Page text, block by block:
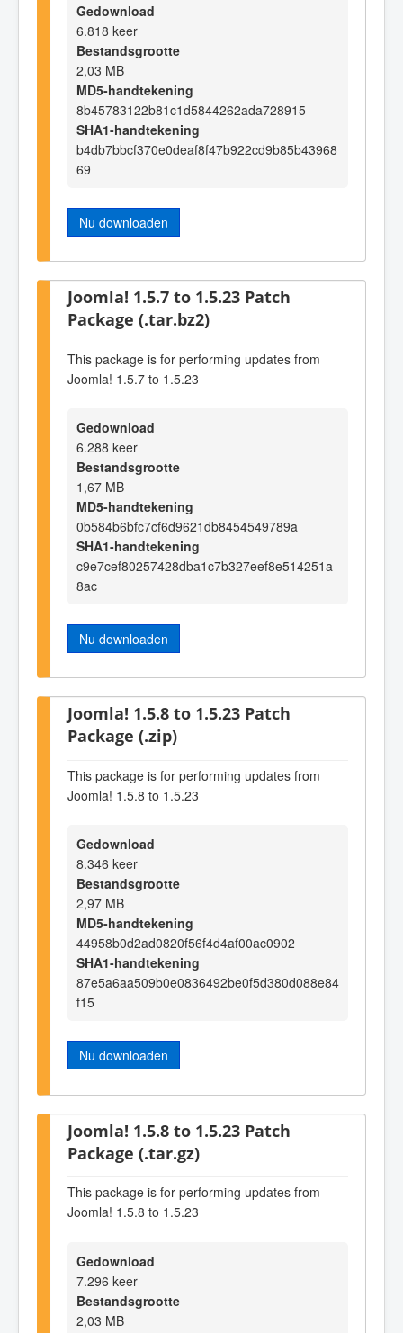
Gedownload
6.818 keer
Bestandsgrootte
2,03 MB
MD5-handtekening
8b45783122b81c1d5844262ada728915
SHA1-handtekening
b4db7bbcf370e0deaf8f47b922cd9b85b43968
69
Nu downloaden
Joomla! 1.5.7 to 1.5.23 Patch
Package (.tar.bz2)
This package is for performing updates from
Joomla! 1.5.7 to 1.5.23
Gedownload
6.288 keer
Bestandsgrootte
1,67 MB
MD5-handtekening
0b584b6bfc7cf6d9621db8454549789a
SHA1-handtekening
c9e7cef80257428dba1c7b327eef8e514251a
8ac
Nu downloaden
Joomla! 1.5.8 to 1.5.23 Patch
Package (.zip)
This package is for performing updates from
Joomla! 1.5.8 to 1.5.23
Gedownload
8.346 keer
Bestandsgrootte
2,97 MB
MD5-handtekening
44958b0d2ad0820f56f4d4af00ac0902
SHA1-handtekening
87e5a6aa509b0e0836492be0f5d380d088e84
f15
Nu downloaden
Joomla! 1.5.8 to 1.5.23 Patch
Package (.tar.gz)
This package is for performing updates from
Joomla! 1.5.8 to 1.5.23
Gedownload
7.296 keer
Bestandsgrootte
2,03 MB